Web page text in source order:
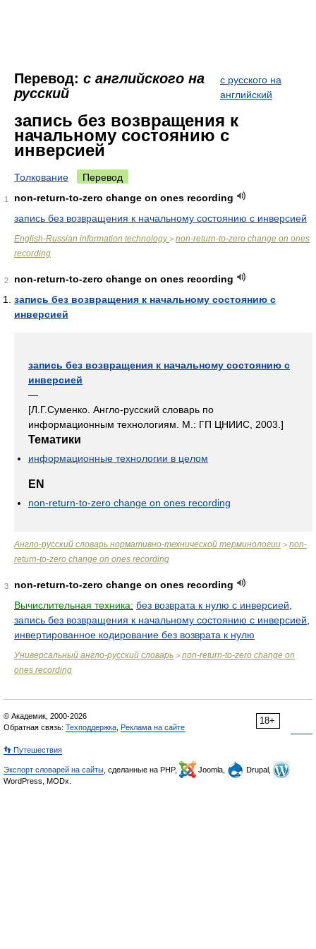
Перевод: с английского на
русский
с русского на
английский
запись без возвращения к
начальному состоянию с
инверсией
Толкование Перевод
1
non-return-to-zero change on ones recording
запись без возвращения к начальному состоянию с инверсией
English-Russian information technology> non-return-to-zero change on ones
recording
2
non-return-to-zero change on ones recording
запись без возвращения к начальному состоянию с
инверсией
запись без возвращения к начальному состоянию с
инверсией
—
[Л.Г.Суменко. Англо-русский словарь по
информационным технологиям. М.: ГП ЦНИИС, 2003.]
Тематики
информационные технологии в целом
EN
non-return-to-zero change on ones recording
Англо-русский словарь нормативно-технической терминологии > non-
return-to-zero change on ones recording
3
non-return-to-zero change on ones recording
Вычислительная техника: без возврата к нулю с инверсией
запись без возвращения к начальному состоянию с инверсией
инвертированное кодирование без возврата к нулю
Универсальный англо-русский словарь > non-return-to-zero change on
ones recording
18+
© Академик, 2000-2026
Обратная связь: Техподдержка Реклама на сайте
👣 Путешествия
Экспорт словарей на сайты , сделанные на PHP, Joomla,
Drupal,
WordPress, MODx.